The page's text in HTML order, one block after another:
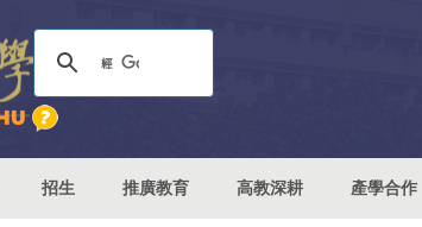
招生 推廣教育 高教深耕 產學合作